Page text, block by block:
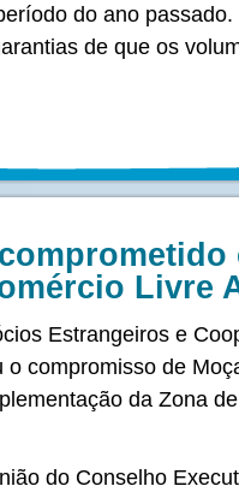
do ano
de que os
Livre
Estrangeiros e
o compromisso de
da Zona
do Conselho